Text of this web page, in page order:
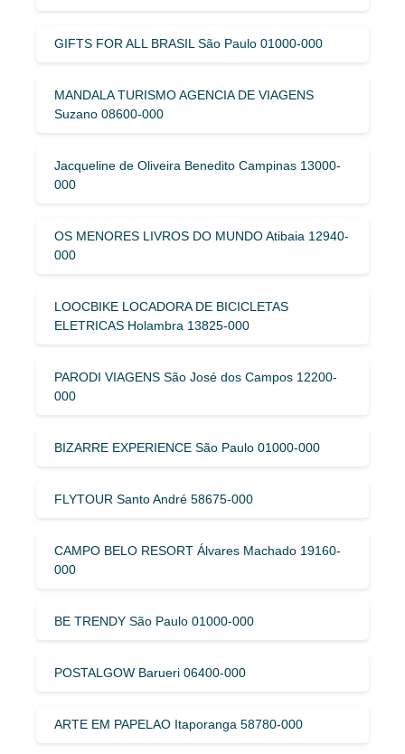
GIFTS FOR ALL BRASIL São Paulo 01000-000
MANDALA TURISMO AGENCIA DE VIAGENS
Suzano 08600-000
Jacqueline de Oliveira Benedito Campinas 13000-
000
OS MENORES LIVROS DO MUNDO Atibaia 12940-
000
LOOCBIKE LOCADORA DE BICICLETAS
ELETRICAS Holambra 13825-000
PARODI VIAGENS São José dos Campos 12200-
000
BIZARRE EXPERIENCE São Paulo 01000-000
FLYTOUR Santo André 58675-000
CAMPO BELO RESORT Álvares Machado 19160-
000
BE TRENDY São Paulo 01000-000
POSTALGOW Barueri 06400-000
ARTE EM PAPELAO Itaporanga 58780-000